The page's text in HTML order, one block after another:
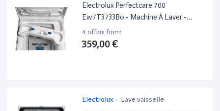
Electrolux Perfectcare 700
Ew7T3733Bo - Machine À Laver -
Largeur : 39.7 Cm - Profondeur : 60 Cm
- Hauteur : 89 Cm - Chargement Par Le
4 offers from:
359,00 €
Electrolux - Lave vaisselle